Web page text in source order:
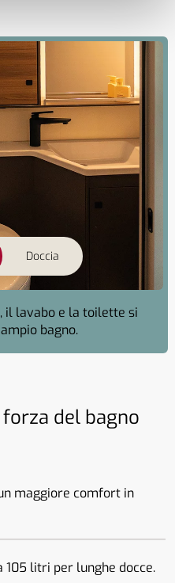
Doccia
il lavabo e la toilette si
bagno.
del bagno
maggiore comfort in
litri per lunghe docce.